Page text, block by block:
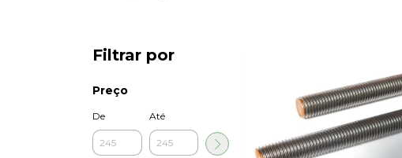
Filtrar por
Preço
De Até